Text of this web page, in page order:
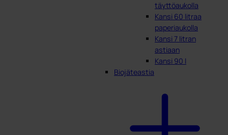
täyttöaukolla
Kansi 60 litraa
paperiaukolla
Kansi 7 litran
astiaan
Kansi 90 l
Biojäteastia